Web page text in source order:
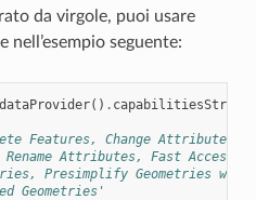
da virgole, puoi usare
nell’esempio seguente:
dataProvider() . capabilitiesString
Features, Change Attribute
Attributes, Fast Access
Presimplify Geometries
Geometries'